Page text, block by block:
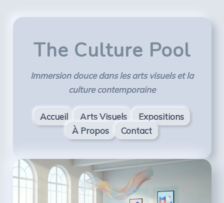
The Culture Pool
Immersion douce dans les arts visuels et la
culture contemporaine
Accueil Arts Visuels
Expositions
À Propos
Contact